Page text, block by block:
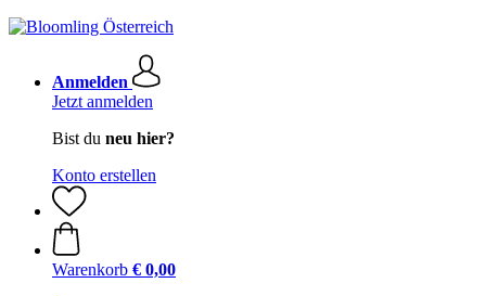
Anmelden
Jetzt anmelden
Bist du neu hier?
Konto erstellen
Warenkorb € 0,00